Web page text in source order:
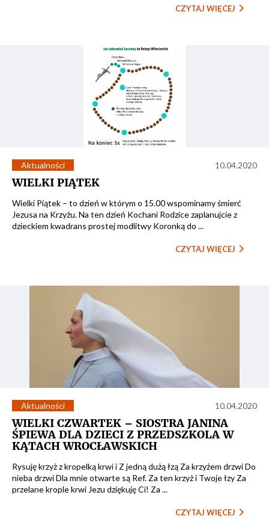
CZYTAJ WIĘCEJ
Aktualności 10.04.2020
WIELKI PIĄTEK
Wielki Piątek – to dzień w którym o 15.00 wspominamy śmierć
Jezusa na Krzyżu. Na ten dzień Kochani Rodzice zaplanujcie z
dzieckiem kwadrans prostej modlitwy Koronką do ...
CZYTAJ WIĘCEJ
Aktualności 10.04.2020
WIELKI CZWARTEK – SIOSTRA JANINA
ŚPIEWA DLA DZIECI Z PRZEDSZKOLA W
KĄTACH WROCŁAWSKICH
Rysuję krzyż z kropelką krwi i Z jedną dużą łzą Za krzyżem drzwi Do
nieba drzwi Dla mnie otwarte są Ref. Za ten krzyż i Twoje łzy Za
przelane krople krwi Jezu dziękuję Ci! Za ...
CZYTAJ WIĘCEJ